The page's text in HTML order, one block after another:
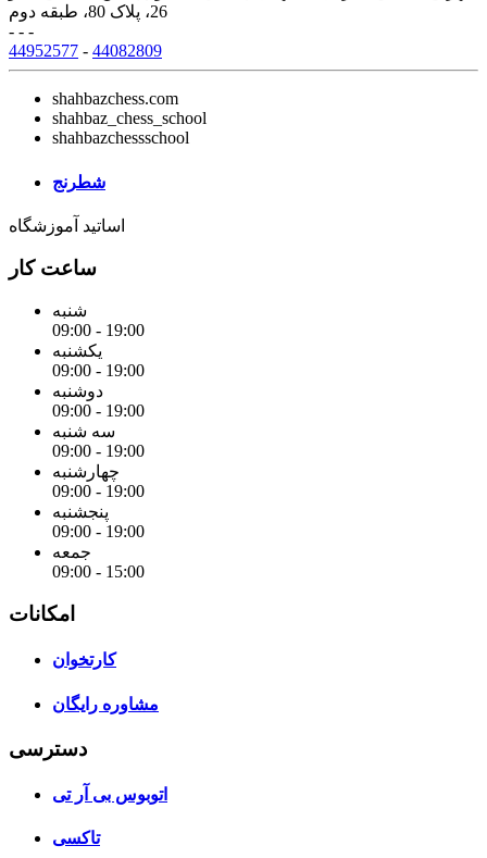
26، پلاک 80، طبقه دوم
- - -
44952577 - 44082809
shahbazchess.com
shahbaz_chess_school
shahbazchessschool
شطرنج
اساتید آموزشگاه
ساعت کار
شنبه
09:00 - 19:00
یکشنبه
09:00 - 19:00
دوشنبه
09:00 - 19:00
سه شنبه
09:00 - 19:00
چهارشنبه
09:00 - 19:00
پنجشنبه
09:00 - 19:00
جمعه
09:00 - 15:00
امکانات
کارتخوان
مشاوره رایگان
دسترسی
اتوبوس بی آر تی
تاکسی